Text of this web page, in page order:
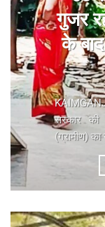
गुजर
के बाद
सरकार की
(ग्रामीण) का